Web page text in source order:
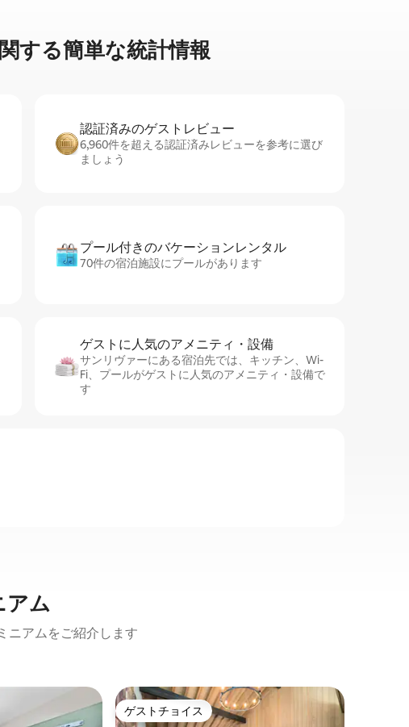
す⁠る簡⁠単⁠な統⁠計⁠情⁠報
認証済みのゲ⁠ス⁠ト⁠レ⁠ビ⁠ュ⁠ー
6,960件を超える認証済みレビューを参考に選び
ましょう
プール付きのバ⁠ケ⁠ー⁠シ⁠ョ⁠ンレ⁠ン⁠タ⁠ル
70件の宿泊施設にプールがあります
ゲストに人⁠気⁠のア⁠メ⁠ニ⁠テ⁠ィ・設⁠備
サンリヴァーにある宿泊先では、キッチン、Wi-
Fi、プールがゲストに人気のアメニティ・設備で
す
アム
ニアムをご紹介します
す。 ゲストチョイス
ゲストチョイス